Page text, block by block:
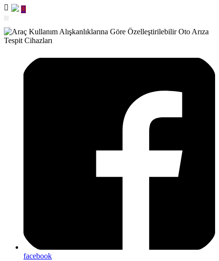
facebook